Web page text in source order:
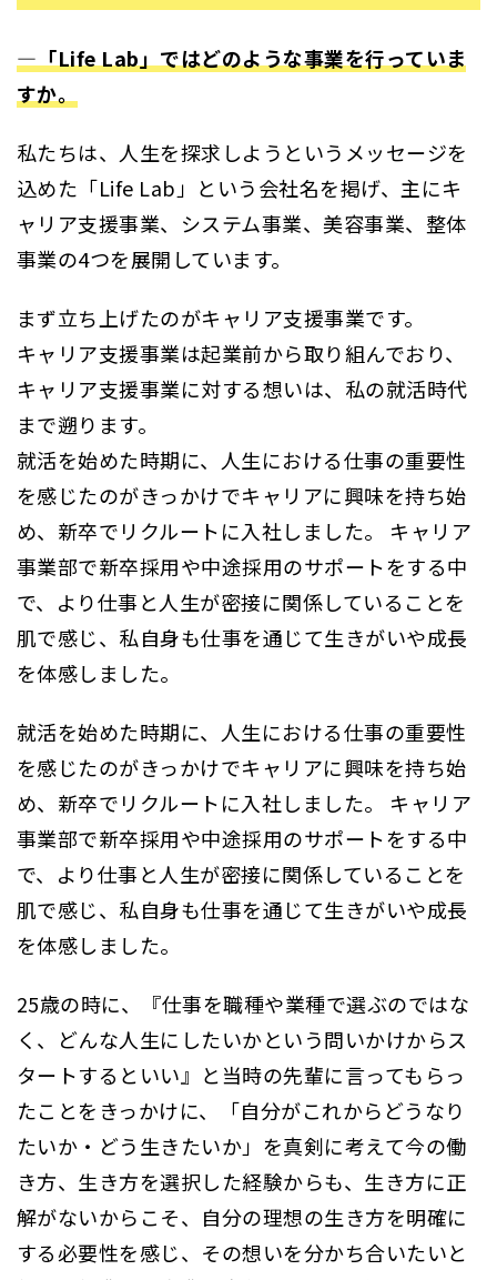
―「Life Lab」ではどのような事業を行っていま
すか。
私たちは、人生を探求しようというメッセージを
込めた「Life Lab」という会社名を掲げ、主にキ
ャリア支援事業、システム事業、美容事業、整体
事業の4つを展開しています。
まず立ち上げたのがキャリア支援事業です。
キャリア支援事業は起業前から取り組んでおり、
キャリア支援事業に対する想いは、私の就活時代
まで遡ります。
就活を始めた時期に、人生における仕事の重要性
を感じたのがきっかけでキャリアに興味を持ち始
め、新卒でリクルートに入社しました。 キャリア
事業部で新卒採用や中途採用のサポートをする中
で、より仕事と人生が密接に関係していることを
肌で感じ、私自身も仕事を通じて生きがいや成長
を体感しました。
就活を始めた時期に、人生における仕事の重要性
を感じたのがきっかけでキャリアに興味を持ち始
め、新卒でリクルートに入社しました。 キャリア
事業部で新卒採用や中途採用のサポートをする中
で、より仕事と人生が密接に関係していることを
肌で感じ、私自身も仕事を通じて生きがいや成長
を体感しました。
25歳の時に、『仕事を職種や業種で選ぶのではな
く、どんな人生にしたいかという問いかけからス
タートするといい』と当時の先輩に言ってもらっ
たことをきっかけに、「自分がこれからどうなり
たいか・どう生きたいか」を真剣に考えて今の働
き方、生き方を選択した経験からも、生き方に正
解がないからこそ、自分の理想の生き方を明確に
する必要性を感じ、その想いを分かち合いたいと